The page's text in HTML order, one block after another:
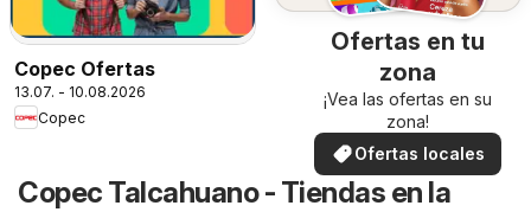
Copec Ofertas
13.07. - 10.08.2026
Copec
Ofertas en tu
zona
¡Vea las ofertas en su
zona!
Ofertas locales
Copec Talcahuano - Tiendas en la